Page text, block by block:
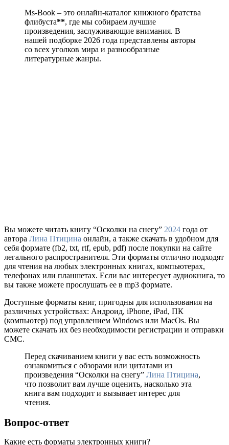
Ms-Book – это онлайн-каталог книжного братства
флибуста**, где мы собираем лучшие
произведения, заслуживающие внимания. В
нашей подборке 2026 года представлены авторы
со всех уголков мира и разнообразные
литературные жанры.
Вы можете читать книгу “Осколки на снегу” 2024 года от
автора Лина Птицина онлайн, а также скачать в удобном для
себя формате (fb2, txt, rtf, epub, pdf) после покупки на сайте
легального распространителя. Эти форматы отлично подходят
для чтения на любых электронных книгах, компьютерах,
телефонах или планшетах. Если вас интересует аудиокнига, то
вы также можете прослушать ее в mp3 формате.
Доступные форматы книг, пригодны для использования на
различных устройствах: Андроид, iPhone, iPad, ПК
(компьютер) под управлением Windows или MacOs. Вы
можете скачать их без необходимости регистрации и отправки
СМС.
Перед скачиванием книги у вас есть возможность
ознакомиться с обзорами или цитатами из
произведения “Осколки на снегу” Лина Птицина,
что позволит вам лучше оценить, насколько эта
книга вам подходит и вызывает интерес для
чтения.
Вопрос-ответ
Какие есть форматы электронных книги?